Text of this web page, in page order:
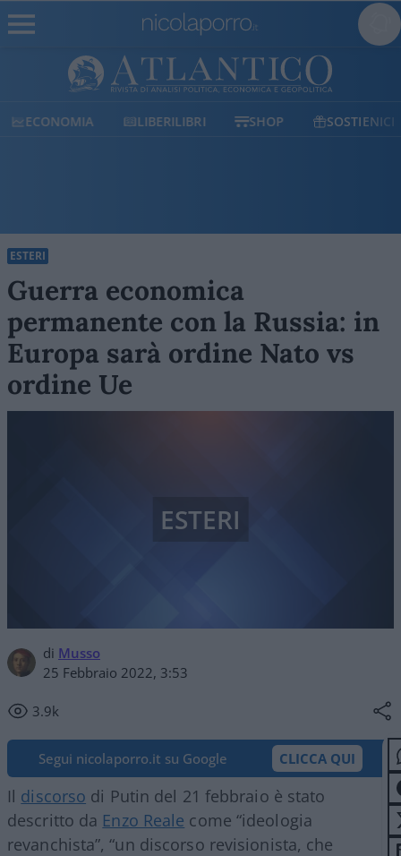
ECONOMIA LIBERILIBRI SHOP SOSTIENICI
ESTERI
Guerra economica
permanente con la Russia: in
Europa sarà ordine Nato vs
ordine Ue
di Musso
25 Febbraio 2022, 3:53
3.9k
ESTERI
Segui nicolaporro.it su Google CLICCA QUI
Il discorso di Putin del 21 febbraio è stato
descritto da Enzo Reale come “ideologia
revanchista”, “un discorso revisionista, che